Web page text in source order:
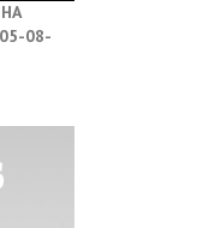
08-